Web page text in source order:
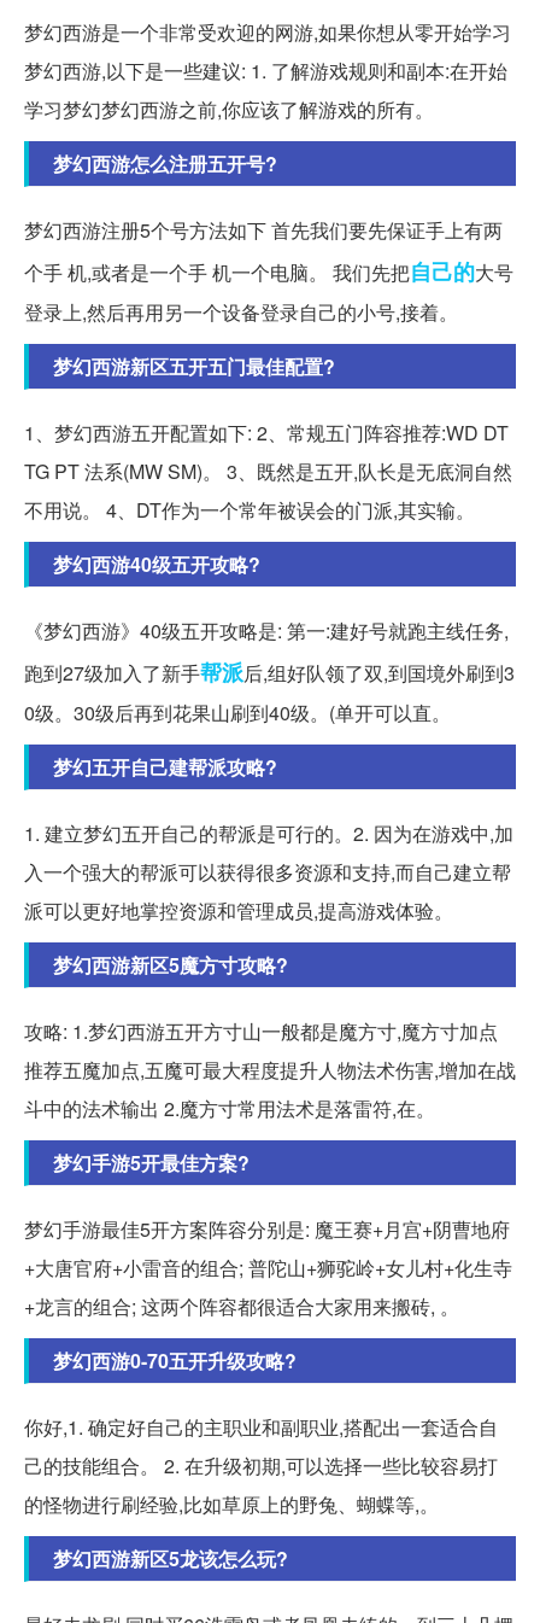
梦幻西游是一个非常受欢迎的网游,如果你想从零开始学习
梦幻西游,以下是一些建议: 1. 了解游戏规则和副本:在开始
学习梦幻梦幻西游之前,你应该了解游戏的所有。
梦幻西游怎么注册五开号?
梦幻西游注册5个号方法如下 首先我们要先保证手上有两
个手 机,或者是一个手 机一个电脑。 我们先把自己的大号
登录上,然后再用另一个设备登录自己的小号,接着。
梦幻西游新区五开五门最佳配置?
1、梦幻西游五开配置如下: 2、常规五门阵容推荐:WD DT
TG PT 法系(MW SM)。 3、既然是五开,队长是无底洞自然
不用说。 4、DT作为一个常年被误会的门派,其实输。
梦幻西游40级五开攻略?
《梦幻西游》40级五开攻略是: 第一:建好号就跑主线任务,
跑到27级加入了新手帮派后,组好队领了双,到国境外刷到3
0级。30级后再到花果山刷到40级。(单开可以直。
梦幻五开自己建帮派攻略?
1. 建立梦幻五开自己的帮派是可行的。2. 因为在游戏中,加
入一个强大的帮派可以获得很多资源和支持,而自己建立帮
派可以更好地掌控资源和管理成员,提高游戏体验。
梦幻西游新区5魔方寸攻略?
攻略: 1.梦幻西游五开方寸山一般都是魔方寸,魔方寸加点
推荐五魔加点,五魔可最大程度提升人物法术伤害,增加在战
斗中的法术输出 2.魔方寸常用法术是落雷符,在。
梦幻手游5开最佳方案?
梦幻手游最佳5开方案阵容分别是: 魔王赛+月宫+阴曹地府
+大唐官府+小雷音的组合; 普陀山+狮驼岭+女儿村+化生寺
+龙言的组合; 这两个阵容都很适合大家用来搬砖, 。
梦幻西游0-70五开升级攻略?
你好,1. 确定好自己的主职业和副职业,搭配出一套适合自
己的技能组合。 2. 在升级初期,可以选择一些比较容易打
的怪物进行刷经验,比如草原上的野兔、蝴蝶等,。
梦幻西游新区5龙该怎么玩?